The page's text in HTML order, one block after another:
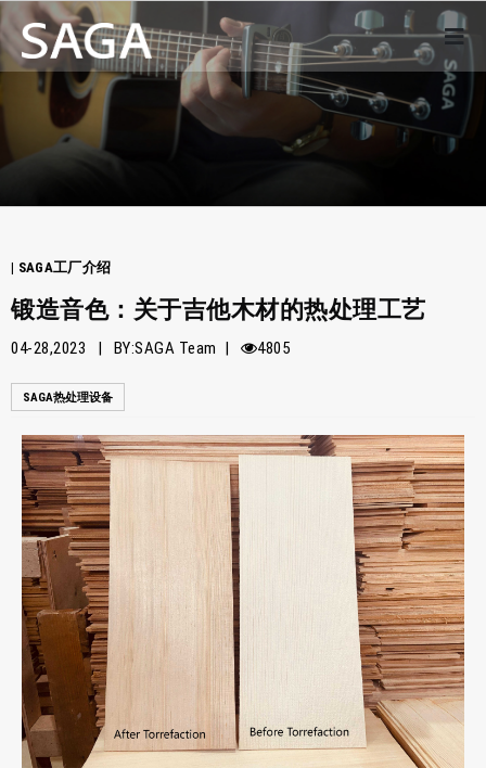
| SAGA工厂介绍
锻造音色：关于吉他木材的热处理工艺
04-28,2023 | BY:SAGA Team | 4805
SAGA热处理设备